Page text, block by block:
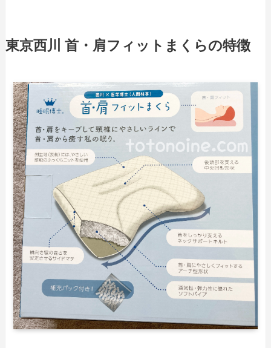
東京西川 首・肩フィットまくらの特徴